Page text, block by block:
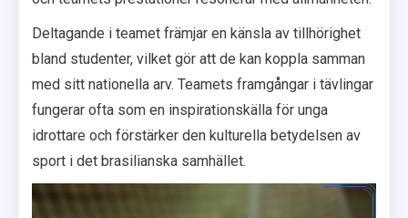
Deltagande i teamet främjar en känsla av tillhörighet
bland studenter, vilket gör att de kan koppla samman
med sitt nationella arv. Teamets framgångar i tävlingar
fungerar ofta som en inspirationskälla för unga
idrottare och förstärker den kulturella betydelsen av
sport i det brasilianska samhället.